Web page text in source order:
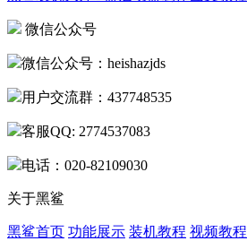
微信公众号
微信公众号：heishazjds
用户交流群：437748535
客服QQ: 2774537083
电话：020-82109030
关于黑鲨
黑鲨首页 功能展示 装机教程 视频教程